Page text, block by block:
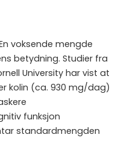
voksende mengde
betydning. Studier fra
University har vist at
kolin (ca. 930 mg/dag)
funksjon
standardmengden